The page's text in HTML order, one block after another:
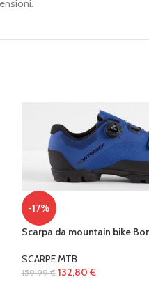
-17%
Scarpa da mountain bike
SCARPE MTB
159,99€ 132,80 €